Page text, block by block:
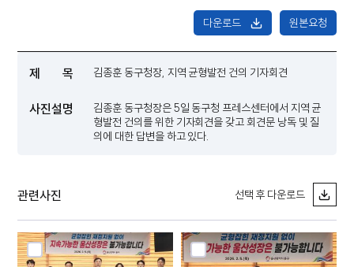
다운로드 원본요청
제 목 김종훈 동구청장, 지역 균형발전 건의 기자회견
사진설명
김종훈 동구청장은 5일 동구청 프레스센터에서 지역 균
형발전 건의를 위한 기자회견을 갖고 회견문 낭독 및 질
의에 대한 답변을 하고 있다.
관련사진 선택 후 다운로드